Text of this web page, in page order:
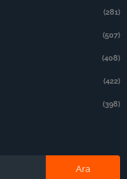
(281)
(507)
(408)
(422)
(398)